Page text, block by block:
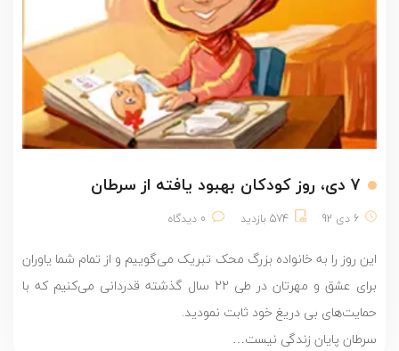
7 دی، روز کودکان بهبود یافته از سرطان
6 دی 92 574 بازدید 0 دیدگاه
این روز را به خانواده بزرگ محک تبریک می‌گوییم و از تمام شما یاوران
برای عشق و مهرتان در طی 22 سال گذشته قدردانی می‌کنیم که با
حمایت‌های بی دریغ خود ثابت نمودید.
سرطان پایان زندگی نیست…